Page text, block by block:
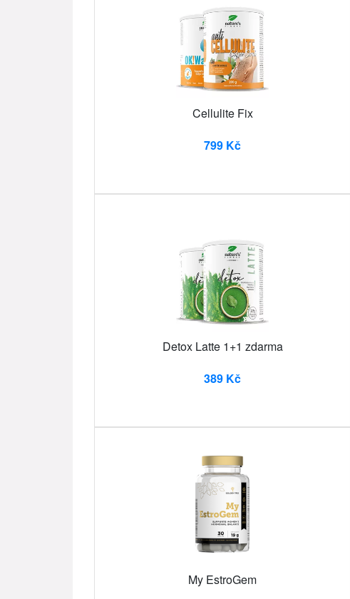
Cellulite Fix
799 Kč
Detox Latte 1+1 zdarma
389 Kč
My EstroGem